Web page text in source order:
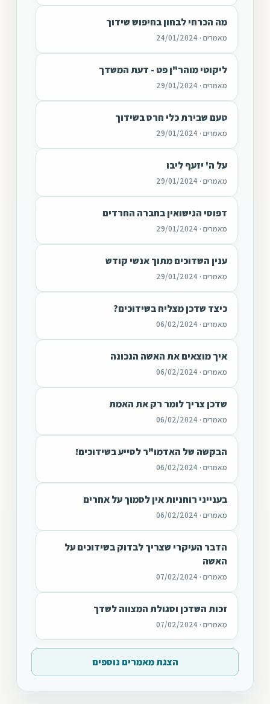
מה הכרחי לבחון בחיפוש שידוך
מאמרים · 24/01/2024
ליקוטי מוהר"ן פט - דעת המשדך
מאמרים · 29/01/2024
טעם שבירת כלי חרס בשידוך
מאמרים · 29/01/2024
על ה' יזעף ליבו
מאמרים · 29/01/2024
דפוסי הנישואין בחברה החרדים
מאמרים · 29/01/2024
ענין השדוכים מתוך אנשי קודש
מאמרים · 29/01/2024
כיצד שדכן מצליח בשידוכים?
מאמרים · 06/02/2024
איך מוצאים את האשה הנכונה
מאמרים · 06/02/2024
שדכן צריך לומר רק את האמת
מאמרים · 06/02/2024
הבקשה של האדמו"ר לסייע בשידוכים!
מאמרים · 06/02/2024
בענייני רוחניות אין לסמוך על אחרים
מאמרים · 06/02/2024
הדבר העיקרי שצריך לבדוק בשידוכים על
האשה
מאמרים · 07/02/2024
זכות השדכן וסגולת המצווה לשדך
מאמרים · 07/02/2024
הצגת מאמרים נוספים